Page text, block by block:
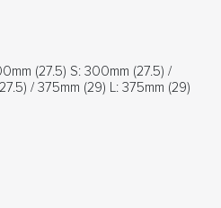
(27.5) S: 300mm (27.5) /
/ 375mm (29) L: 375mm (29)